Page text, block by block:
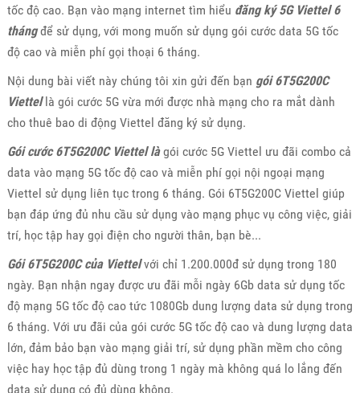
tốc độ cao. Bạn vào mạng internet tìm hiểu đăng ký 5G Viettel 6
thángđể sử dụng, với mong muốn sử dụng gói cước data 5G tốc
độ cao và miễn phí gọi thoại 6 tháng.
Nội dung bài viết này chúng tôi xin gửi đến bạn gói 6T5G200C
Viettellà gói cước 5G vừa mới được nhà mạng cho ra mắt dành
cho thuê bao di động Viettel đăng ký sử dụng.
Gói cước 6T5G200C Viettel làgói cước 5G Viettel ưu đãi combo cả
data vào mạng 5G tốc độ cao và miễn phí gọi nội ngoại mạng
Viettel sử dụng liên tục trong 6 tháng. Gói 6T5G200C Viettel giúp
bạn đáp ứng đủ nhu cầu sử dụng vào mạng phục vụ công việc, giải
trí, học tập hay gọi điện cho người thân, bạn bè...
Gói 6T5G200C của Viettelvới chỉ 1.200.000đ sử dụng trong 180
ngày. Bạn nhận ngay được ưu đãi mỗi ngày 6Gb data sử dụng tốc
độ mạng 5G tốc độ cao tức 1080Gb dung lượng data sử dụng trong
6 tháng. Với ưu đãi của gói cước 5G tốc độ cao và dung lượng data
lớn, đảm bảo bạn vào mạng giải trí, sử dụng phần mềm cho công
việc hay học tập đủ dùng trong 1 ngày mà không quá lo lắng đến
data sử dụng có đủ dùng không.